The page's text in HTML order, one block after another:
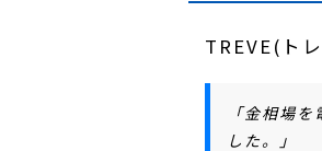
TREVE(ト
「金相場
した。」